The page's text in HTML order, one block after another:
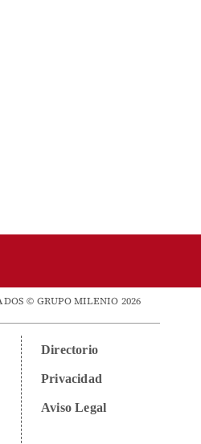
© GRUPO MILENIO 2026
Directorio
Privacidad
Aviso Legal